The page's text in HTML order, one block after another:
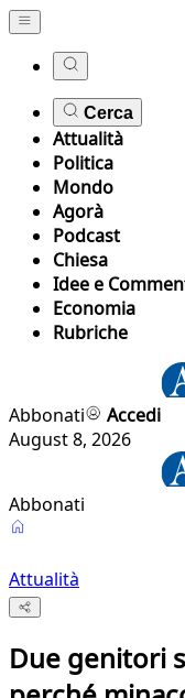
Cerca
Attualità
Politica
Mondo
Agorà
Podcast
Chiesa
Idee e
Economia
Rubriche
Abbonati
Accedi
August 8, 2026
Abbonati
Attualità
Due genitori